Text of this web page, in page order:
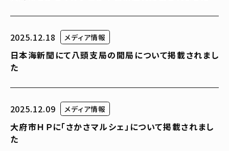
2025.12.18 メディア情報
日本海新聞にて八頭支局の開局について掲載されまし
た
2025.12.09 メディア情報
大府市ＨＰに「さかさマルシェ」について掲載されまし
た